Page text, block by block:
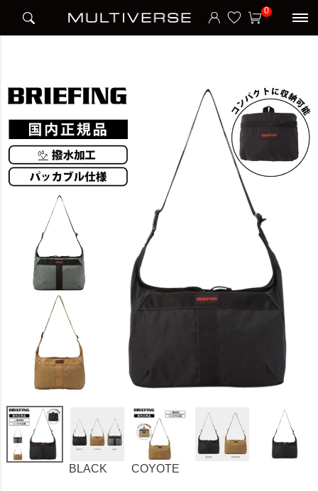
0
PACKABLE SHOULDER RC ショルダーバッグ SOLID LIGHT
BLACK COYOTE